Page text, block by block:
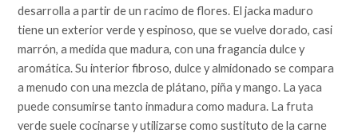
desarrolla a partir de un racimo de flores. El jacka maduro
tiene un exterior verde y espinoso, que se vuelve dorado, casi
marrón, a medida que madura, con una fragancia dulce y
aromática. Su interior fibroso, dulce y almidonado se compara
a menudo con una mezcla de plátano, piña y mango. La yaca
puede consumirse tanto inmadura como madura. La fruta
verde suele cocinarse y utilizarse como sustituto de la carne